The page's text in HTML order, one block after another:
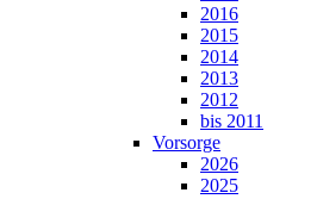
2016
2015
2014
2013
2012
bis 2011
Vorsorge
2026
2025